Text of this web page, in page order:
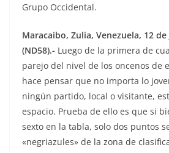
Grupo Occidental.
Maracaibo, Zulia, Venezuela, 12
(ND58).- Luego de la primera de
parejo del nivel de los oncenos de
hace pensar que no importa lo
ningún partido, local o visitante,
espacio. Prueba de ello es que si
sexto en la tabla, solo dos puntos
«negriazules» de la zona de